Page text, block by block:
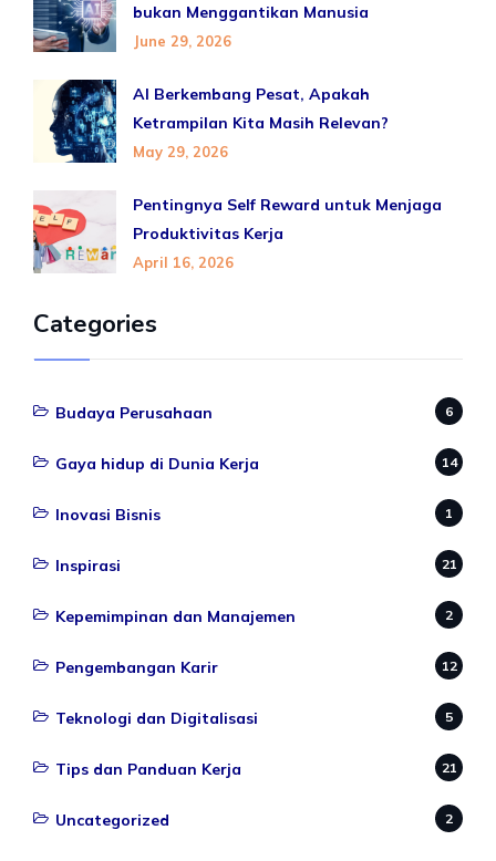
bukan Menggantikan Manusia
June 29, 2026
AI Berkembang Pesat, Apakah
Ketrampilan Kita Masih Relevan?
May 29, 2026
Pentingnya Self Reward untuk Menjaga
Produktivitas Kerja
April 16, 2026
Categories
Budaya Perusahaan 6
Gaya hidup di Dunia Kerja 14
Inovasi Bisnis 1
Inspirasi 21
Kepemimpinan dan Manajemen 2
Pengembangan Karir 12
Teknologi dan Digitalisasi 5
Tips dan Panduan Kerja 21
Uncategorized 2